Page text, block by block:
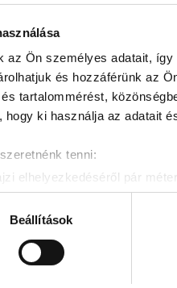
az Ön személyes adatait,
és hozzáférünk az
tartalommérést,
ki használja az adatait
tenni:
elhelyezkedéséről pár
annak konkrét
feldolgozási módjairól és
való
Beállítások